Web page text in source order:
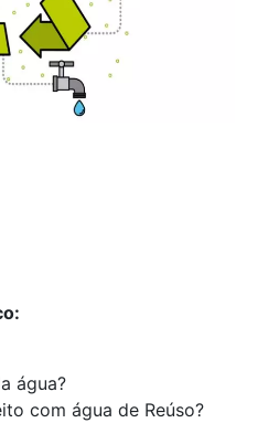
água?
com água de Reúso?